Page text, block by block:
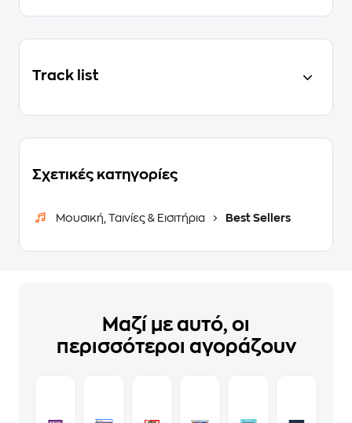
Track list
Σχετικές κατηγορίες
Μουσική, Ταινίες & Εισιτήρια Best Sellers
Μαζί με αυτό, οι
περισσότεροι αγοράζουν